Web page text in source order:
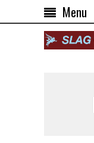
Menu